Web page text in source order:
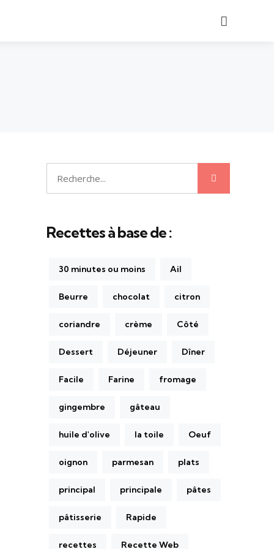
Recherche
pour:
Recettes à base de :
30 minutes ou moins Ail
Beurre chocolat citron
coriandre crème Côté
Dessert Déjeuner Dîner
Facile Farine fromage
gingembre gâteau
huile d'olive la toile Oeuf
oignon parmesan plats
principal principale pâtes
pâtisserie Rapide
recettes Recette Web